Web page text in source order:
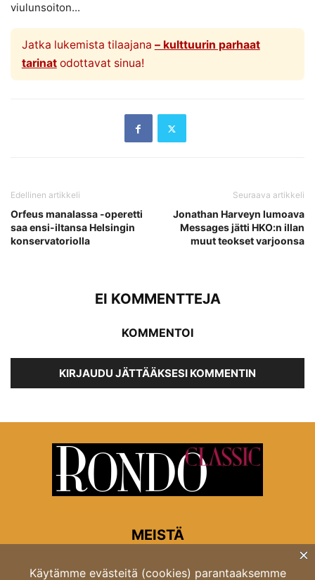
viulunsoiton...
Jatka lukemista tilaajana – kulttuurin parhaat
tarinatodottavat sinua!
Edellinen artikkeli
Orfeus manalassa -operetti
saa ensi-iltansa Helsingin
konservatoriolla
Seuraava artikkeli
Jonathan Harveyn lumoava
Messages jätti HKO:n illan
muut teokset varjoonsa
EI KOMMENTTEJA
KOMMENTOI
KIRJAUDU JÄTTÄÄKSESI KOMMENTIN
MEISTÄ
Rondon toimitus